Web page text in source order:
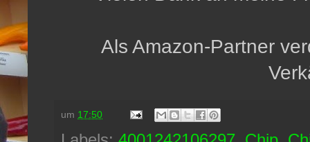
Als Amazon-Partner
um 17:50